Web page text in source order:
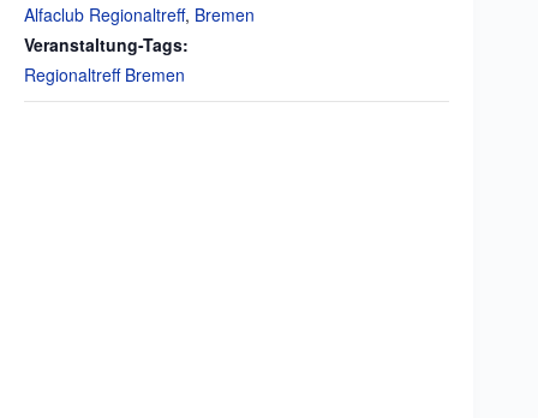
Alfaclub Regionaltreff, Bremen
Veranstaltung-Tags:
Regionaltreff Bremen